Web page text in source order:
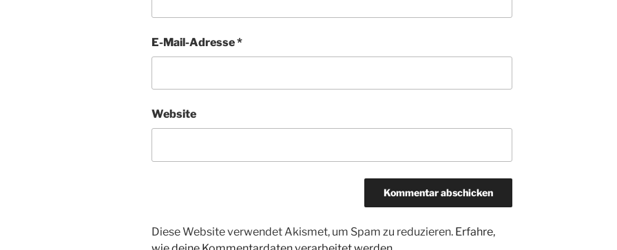
E-Mail-Adresse*
Website
Diese Website verwendet Akismet, um Spam zu reduzieren. Erfahre,